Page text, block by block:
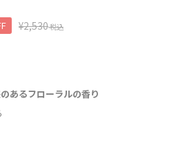
¥2,530税込
あるフローラルの香り